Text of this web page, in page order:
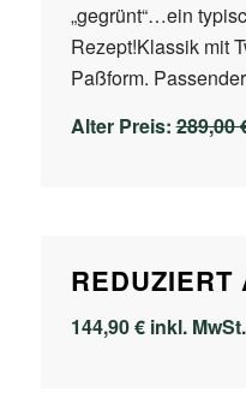
„gegrünt“…ein
Rezept!Klassik mit
Paßform.
Alter Preis:289,00
REDUZIERT
144,90 € inkl. MwSt.